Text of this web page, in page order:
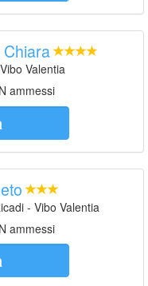
Valentia
ammessi
- Vibo Valentia
ammessi